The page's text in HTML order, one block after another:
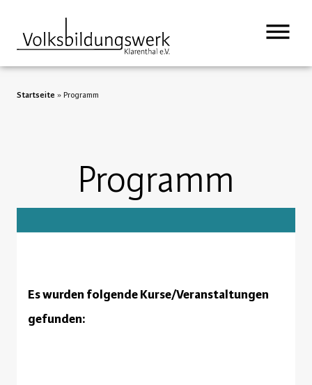
Startseite » Programm
Programm
Es wurden folgende Kurse/Veranstaltungen
gefunden: